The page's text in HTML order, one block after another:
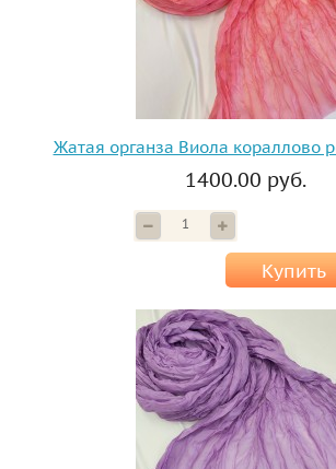
Жатая органза Виола кораллово
1400.00 руб.
Купить